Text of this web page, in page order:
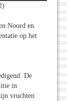
Noord en
op het
De
in
vruchten